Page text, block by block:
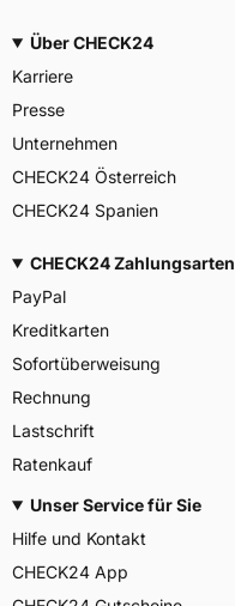
Über CHECK24
Karriere
Presse
Unternehmen
CHECK24 Österreich
CHECK24 Spanien
CHECK24 Zahlungsarten
PayPal
Kreditkarten
Sofortüberweisung
Rechnung
Lastschrift
Ratenkauf
Unser Service für Sie
Hilfe und Kontakt
CHECK24 App